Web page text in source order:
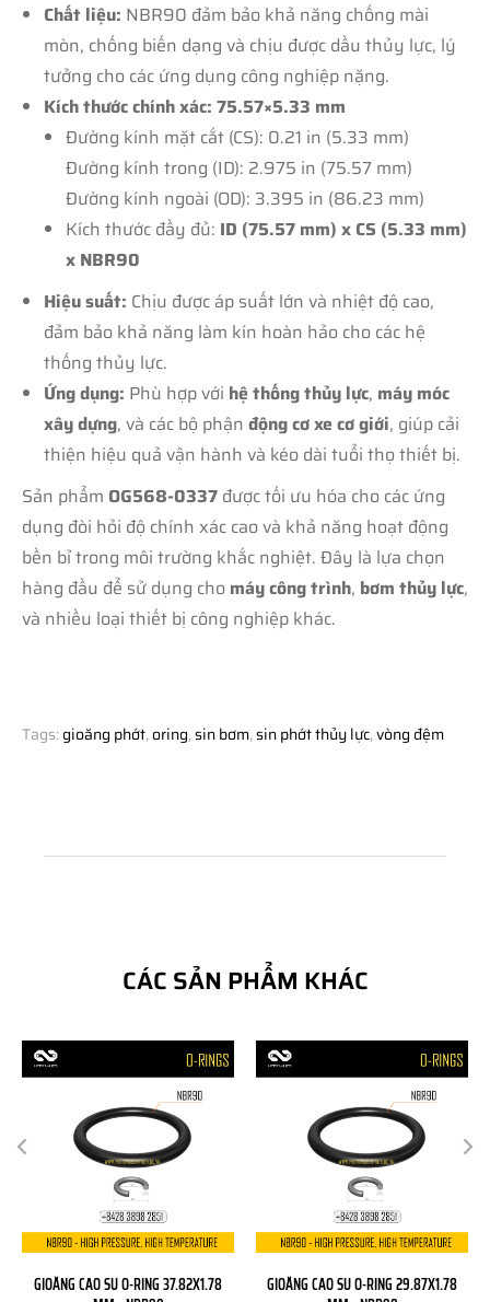
Chất liệu: NBR90 đảm bảo khả năng chống mài
mòn, chống biến dạng và chịu được dầu thủy lực, lý
tưởng cho các ứng dụng công nghiệp nặng.
Kích thước chính xác: 75.57×5.33 mm
Đường kính mặt cắt (CS): 0.21 in (5.33 mm)
Đường kính trong (ID): 2.975 in (75.57 mm)
Đường kính ngoài (OD): 3.395 in (86.23 mm)
Kích thước đầy đủ: ID (75.57 mm) x CS (5.33 mm)
x NBR90
Hiệu suất: Chịu được áp suất lớn và nhiệt độ cao,
đảm bảo khả năng làm kín hoàn hảo cho các hệ
thống thủy lực.
Ứng dụng: Phù hợp với hệ thống thủy lực, máy móc
xây dựng, và các bộ phận động cơ xe cơ giới, giúp cải
thiện hiệu quả vận hành và kéo dài tuổi thọ thiết bị.
Sản phẩm OG568-0337 được tối ưu hóa cho các ứng
dụng đòi hỏi độ chính xác cao và khả năng hoạt động
bền bỉ trong môi trường khắc nghiệt. Đây là lựa chọn
hàng đầu để sử dụng cho máy công trình, bơm thủy lực,
và nhiều loại thiết bị công nghiệp khác.
Tags: gioăng phớt, oring,sin bơm,sin phớt thủy lực,vòng đệm
CÁC SẢN PHẨM KHÁC
GIOĂNG CAO SU O-RING 37.82X1.78
GIOĂNG CAO SU O-RING 29.87X1.78